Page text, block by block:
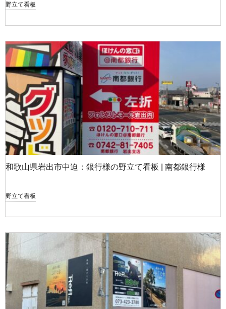
野立て看板
和歌山県岩出市中迫：銀行様の野立て看板 | 南都銀行様
野立て看板